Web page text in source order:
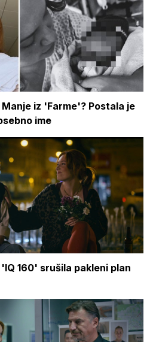
iz 'Farme'? Postala je
ime
160' srušila pakleni plan